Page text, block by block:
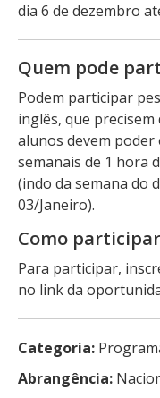
dia 6 de dezembro
Quem pode
Podem participar
inglês, que
alunos devem poder
semanais de 1 hora
(indo da semana do
03/Janeiro).
Como participar
Para participar,
no link da
Categoria:
Abrangência: